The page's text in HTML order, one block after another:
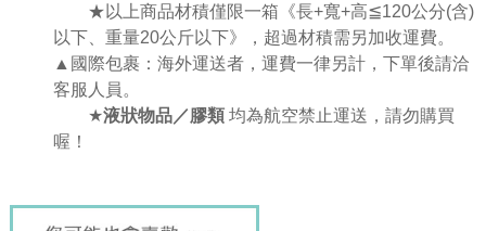
★ 以上商品材積僅限一箱《長+寬+高≦120公分(含)
以下、重量20公斤以下》，超過材積需另加收運費。
▲國際包裹：海外運送者，運費一律另計，下單後請洽
客服人員。
★液狀物品／膠類均為航空禁止運送，請勿購買
喔！